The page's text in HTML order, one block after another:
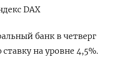
DAX
банк в четверг
на уровне 4,5%.